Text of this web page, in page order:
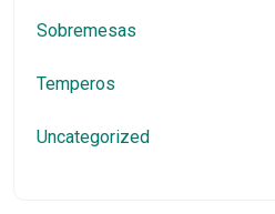
Sobremesas
Temperos
Uncategorized